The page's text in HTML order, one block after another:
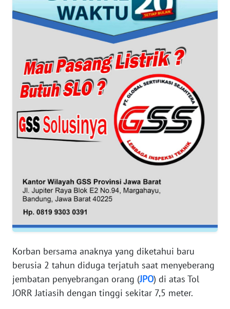
Korban bersama anaknya yang diketahui baru
berusia 2 tahun diduga terjatuh saat menyeberang
jembatan penyebrangan orang (JPO) di atas Tol
JORR Jatiasih dengan tinggi sekitar 7,5 meter.
JAKARTA
JABAR
WN
BANTEN
WN
NTT
WN
PAPUA
PAPUA
RIAU